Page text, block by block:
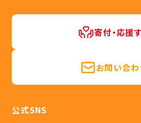
寄付・応援
お問い合
公式SNS